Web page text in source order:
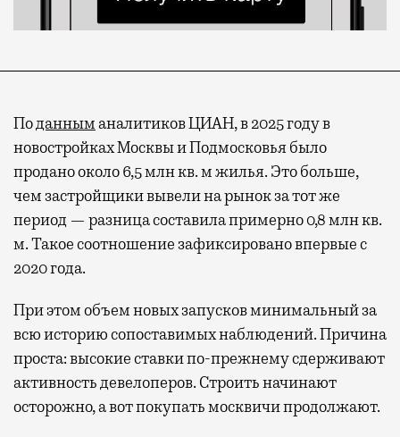
Поданныманалитиков ЦИАН, в 2025 году в
новостройках Москвы и Подмосковья было
продано около 6,5 млн кв. м жилья. Это больше,
чем застройщики вывели на рынок за тот же
период — разница составила примерно 0,8 млн кв.
м. Такое соотношение зафиксировано впервые с
2020 года.
При этом объем новых запусков минимальный за
всю историю сопоставимых наблюдений. Причина
проста: высокие ставки по-прежнему сдерживают
активность девелоперов. Строить начинают
осторожно, а вот покупать москвичи продолжают.